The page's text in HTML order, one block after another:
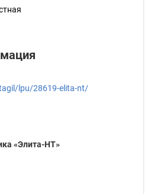
lpu/28619-elita-nt/
«Элита-НТ»